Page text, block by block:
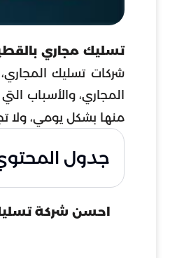
تسليك مجاري
شركات تسليك
المجاري، والأسباب
منها بشكل يومي، ولا
جدول
احسن شركة